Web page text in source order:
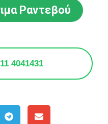
Ραντεβού
4041431